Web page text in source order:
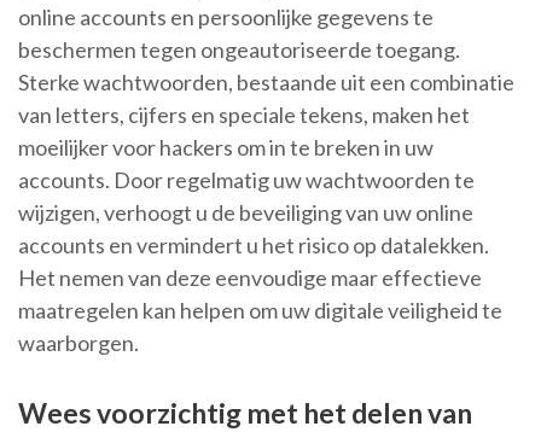
online accounts en persoonlijke gegevens te
beschermen tegen ongeautoriseerde toegang.
Sterke wachtwoorden, bestaande uit een combinatie
van letters, cijfers en speciale tekens, maken het
moeilijker voor hackers om in te breken in uw
accounts. Door regelmatig uw wachtwoorden te
wijzigen, verhoogt u de beveiliging van uw online
accounts en vermindert u het risico op datalekken.
Het nemen van deze eenvoudige maar effectieve
maatregelen kan helpen om uw digitale veiligheid te
waarborgen.
Wees voorzichtig met het delen van